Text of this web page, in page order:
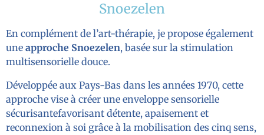
Snoezelen
En complément de l’art-thérapie, je propose également
une approche Snoezelen, basée sur la stimulation
multisensorielle douce.
Développée aux Pays-Bas dans les années 1970, cette
approche vise à créer une enveloppe sensorielle
sécurisantefavorisant détente, apaisement et
reconnexion à soi grâce à la mobilisation des cinq sens,